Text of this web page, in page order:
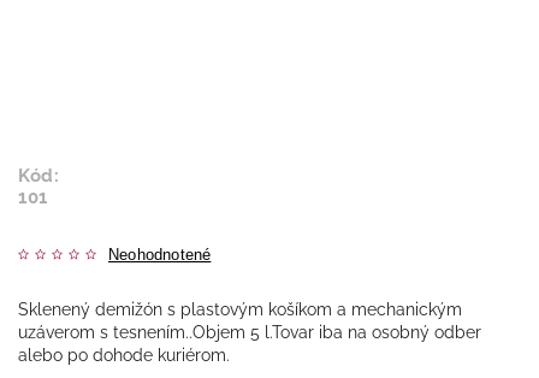
Kód:
101
Neohodnotené
Sklenený demižón s plastovým košíkom a mechanickým
uzáverom s tesnením..Objem 5 l.Tovar iba na osobný odber
alebo po dohode kuriérom.